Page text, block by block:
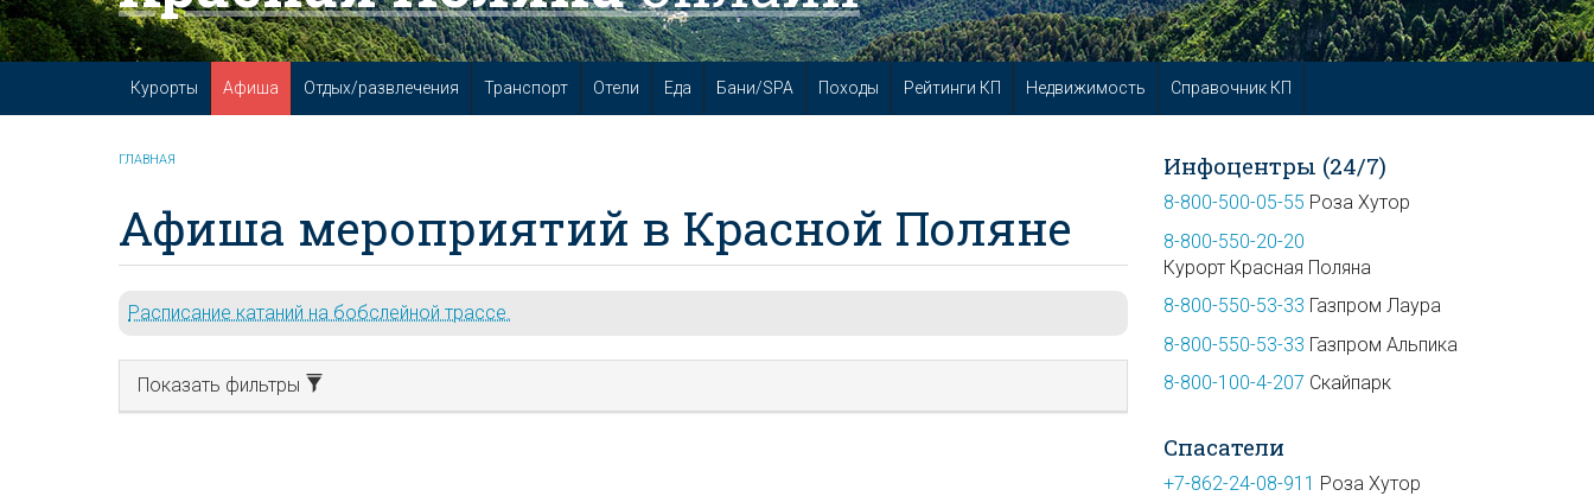
Курорты Афиша Отдых/развлечения Транспорт Отели Еда Бани/SPA Походы Рейтинги КП Недвижимость Справочник КП
ГЛАВНАЯ
Афиша мероприятий в Красной Поляне
Расписание катаний на бобслейной трассе.
Показать фильтры
Инфоцентры (24/7)
8-800-500-05-55 Роза Хутор
8-800-550-20-20
Курорт Красная Поляна
8-800-550-53-33 Газпром Лаура
8-800-550-53-33 Газпром Альпика
8-800-100-4-207 Скайпарк
Спасатели
+7-862-24-08-911 Роза Хутор